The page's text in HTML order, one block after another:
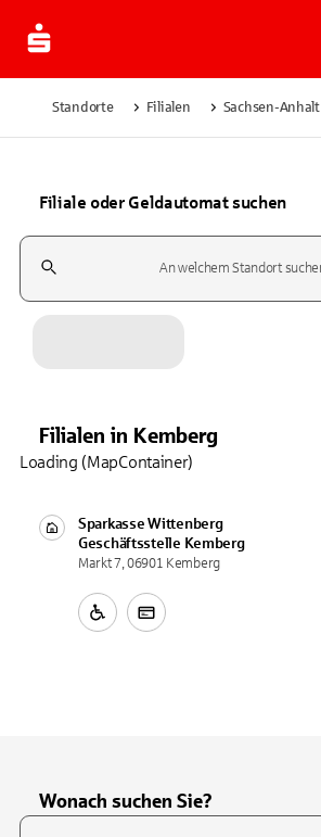
Standorte Filialen Sachsen-Anhalt
Filiale oder Geldautomat suchen
Suchfeld
Filialen in Kemberg
Sparkasse Wittenberg
Geschäftsstelle Kemberg
Markt 7, 06901 Kemberg
Loading (MapContainer)
Wonach suchen Sie?
Suchfeld